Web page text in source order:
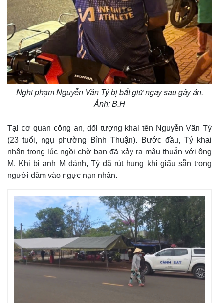
Thế giới
Hồ sơ
Multimedia
Video
E-Magazine
Infographic
Nghi phạm Nguyễn Văn Tý bị bắt giữ ngay sau gây án.
Ảnh: B.H
Tại cơ quan công an, đối tượng khai tên Nguyễn Văn Tý
(23 tuổi, ngụ phường Bình Thuận). Bước đầu, Tý khai
nhận trong lúc ngồi chờ bạn đã xảy ra mâu thuẫn với ông
M. Khi bị anh M đánh, Tý đã rút hung khí giấu sẵn trong
người đâm vào ngực nạn nhân.